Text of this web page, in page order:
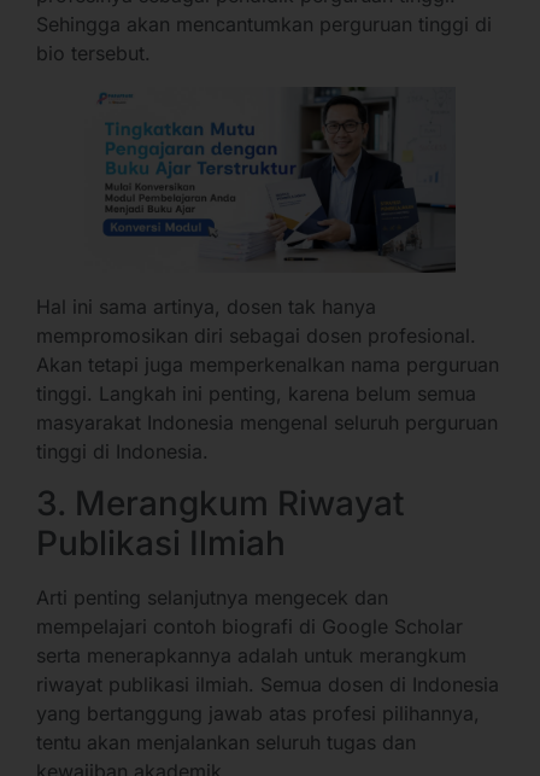
Sehingga akan mencantumkan perguruan tinggi di
bio tersebut.
Hal ini sama artinya, dosen tak hanya
mempromosikan diri sebagai dosen profesional.
Akan tetapi juga memperkenalkan nama perguruan
tinggi. Langkah ini penting, karena belum semua
masyarakat Indonesia mengenal seluruh perguruan
tinggi di Indonesia.
3. Merangkum Riwayat
Publikasi Ilmiah
Arti penting selanjutnya mengecek dan
mempelajari contoh biografi di Google Scholar
serta menerapkannya adalah untuk merangkum
riwayat publikasi ilmiah. Semua dosen di Indonesia
yang bertanggung jawab atas profesi pilihannya,
tentu akan menjalankan seluruh tugas dan
kewajiban akademik.